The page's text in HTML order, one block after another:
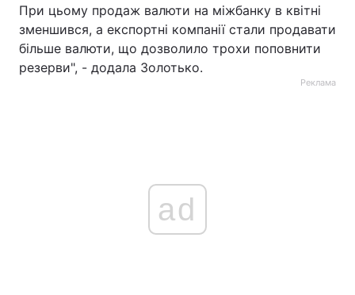
При цьому продаж валюти на міжбанку в квітні
зменшився, а експортні компанії стали продавати
більше валюти, що дозволило трохи поповнити
резерви", - додала Золотько.
Реклама
ad